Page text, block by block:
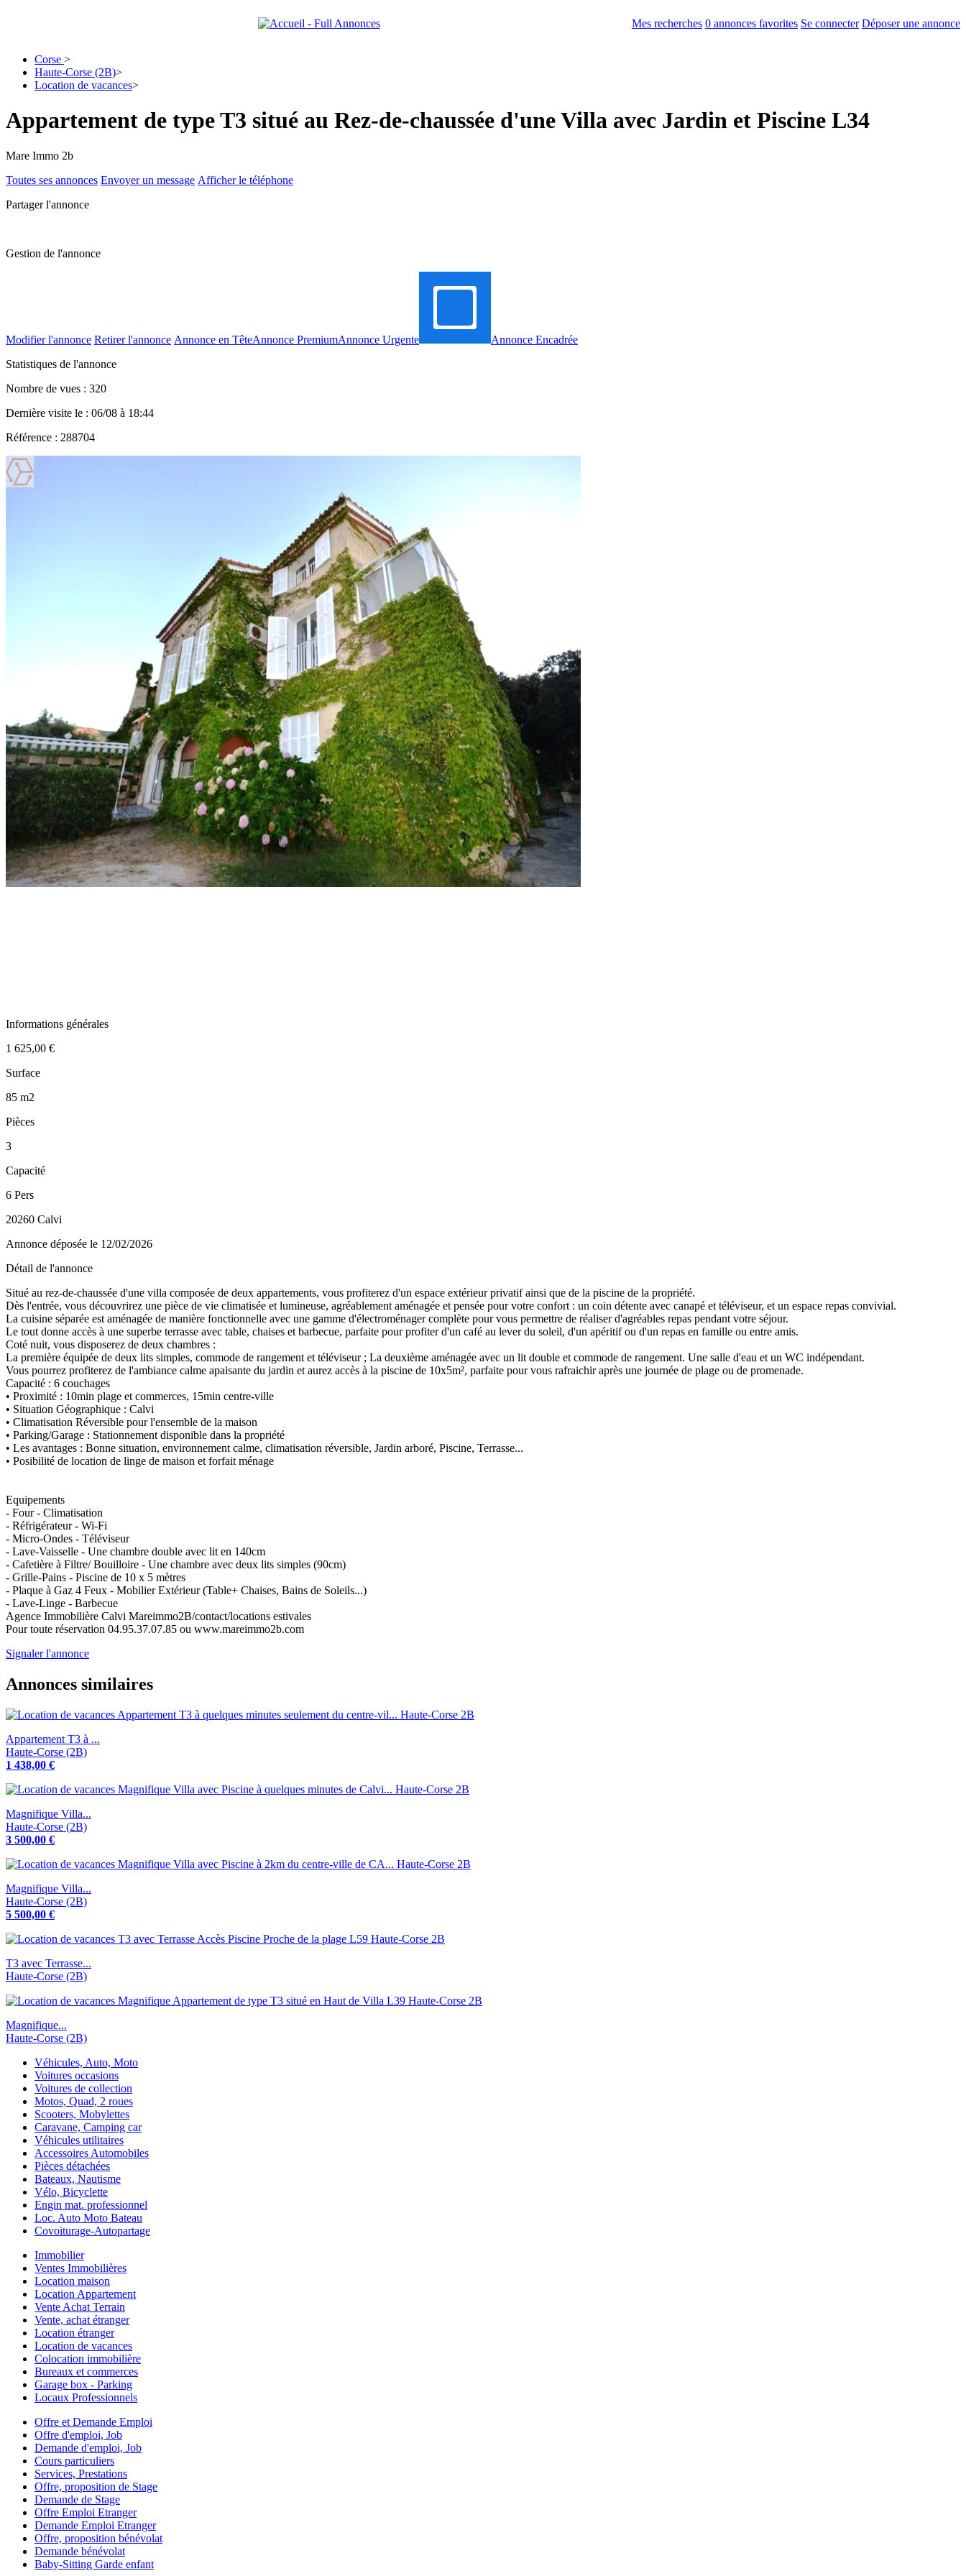
Mes recherches 0 annonces favorites Se connecter Déposer une annonce
Corse >
Haute-Corse (2B)>
Location de vacances>
Appartement de type T3 situé au Rez-de-chaussée d'une Villa avec Jardin et Piscine L34
Mare Immo 2b
Toutes ses annonces Envoyer un message Afficher le téléphone
Partager l'annonce
Gestion de l'annonce
Modifier l'annonce Retirer l'annonce Annonce en TêteAnnonce PremiumAnnonce Urgente
Annonce Encadrée
Statistiques de l'annonce
Nombre de vues : 320
Dernière visite le : 06/08 à 18:44
Référence : 288704
Informations générales
1 625,00 €
Surface
85 m2
Pièces
3
Capacité
6 Pers
20260 Calvi
Annonce déposée le 12/02/2026
Détail de l'annonce
Situé au rez-de-chaussée d'une villa composée de deux appartements, vous profiterez d'un espace extérieur privatif ainsi que de la piscine de la propriété.
Dès l'entrée, vous découvrirez une pièce de vie climatisée et lumineuse, agréablement aménagée et pensée pour votre confort : un coin détente avec canapé et téléviseur, et un espace repas convivial.
La cuisine séparée est aménagée de manière fonctionnelle avec une gamme d'électroménager complète pour vous permettre de réaliser d'agréables repas pendant votre séjour.
Le tout donne accès à une superbe terrasse avec table, chaises et barbecue, parfaite pour profiter d'un café au lever du soleil, d'un apéritif ou d'un repas en famille ou entre amis.
Coté nuit, vous disposerez de deux chambres :
La première équipée de deux lits simples, commode de rangement et téléviseur ; La deuxième aménagée avec un lit double et commode de rangement. Une salle d'eau et un WC indépendant.
Vous pourrez profiterez de l'ambiance calme apaisante du jardin et aurez accès à la piscine de 10x5m², parfaite pour vous rafraichir après une journée de plage ou de promenade.
Capacité : 6 couchages
• Proximité : 10min plage et commerces, 15min centre-ville
• Situation Géographique : Calvi
• Climatisation Réversible pour l'ensemble de la maison
• Parking/Garage : Stationnement disponible dans la propriété
• Les avantages : Bonne situation, environnement calme, climatisation réversible, Jardin arboré, Piscine, Terrasse...
• Posibilité de location de linge de maison et forfait ménage
Equipements
- Four - Climatisation
- Réfrigérateur - Wi-Fi
- Micro-Ondes - Téléviseur
- Lave-Vaisselle - Une chambre double avec lit en 140cm
- Cafetière à Filtre/ Bouilloire - Une chambre avec deux lits simples (90cm)
- Grille-Pains - Piscine de 10 x 5 mètres
- Plaque à Gaz 4 Feux - Mobilier Extérieur (Table+ Chaises, Bains de Soleils...)
- Lave-Linge - Barbecue
Agence Immobilière Calvi Mareimmo2B/contact/locations estivales
Pour toute réservation 04.95.37.07.85 ou www.mareimmo2b.com
Signaler l'annonce
Annonces similaires
Appartement T3 à ...
Haute-Corse (2B)
1 438,00 €
Magnifique Villa...
Haute-Corse (2B)
3 500,00 €
Magnifique Villa...
Haute-Corse (2B)
5 500,00 €
T3 avec Terrasse...
Haute-Corse (2B)
Magnifique...
Haute-Corse (2B)
Véhicules, Auto, Moto
Voitures occasions
Voitures de collection
Motos, Quad, 2 roues
Scooters, Mobylettes
Caravane, Camping car
Véhicules utilitaires
Accessoires Automobiles
Pièces détachées
Bateaux, Nautisme
Vélo, Bicyclette
Engin mat. professionnel
Loc. Auto Moto Bateau
Covoiturage-Autopartage
Immobilier
Ventes Immobilières
Location maison
Location Appartement
Vente Achat Terrain
Vente, achat étranger
Location étranger
Location de vacances
Colocation immobilière
Bureaux et commerces
Garage box - Parking
Locaux Professionnels
Offre et Demande Emploi
Offre d'emploi, Job
Demande d'emploi, Job
Cours particuliers
Services, Prestations
Offre, proposition de Stage
Demande de Stage
Offre Emploi Etranger
Demande Emploi Etranger
Offre, proposition bénévolat
Demande bénévolat
Baby-Sitting Garde enfant